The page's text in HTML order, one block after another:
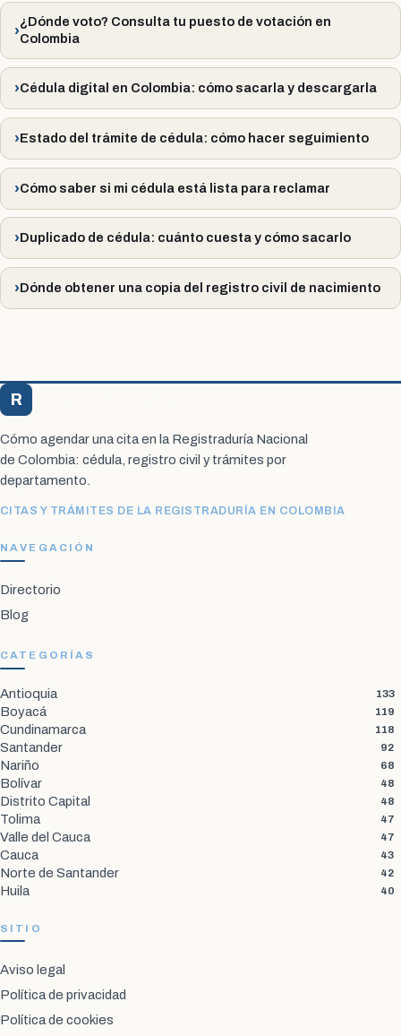
¿Dónde voto? Consulta tu puesto de votación en
Colombia
Cédula digital en Colombia: cómo sacarla y descargarla
Estado del trámite de cédula: cómo hacer seguimiento
Cómo saber si mi cédula está lista para reclamar
Duplicado de cédula: cuánto cuesta y cómo sacarlo
Dónde obtener una copia del registro civil de nacimiento
R
Cómo agendar una cita en la Registraduría Nacional
de Colombia: cédula, registro civil y trámites por
departamento.
CITAS Y TRÁMITES DE LA REGISTRADURÍA EN COLOMBIA
NAVEGACIÓN
Directorio
Blog
CATEGORÍAS
Antioquia 133
Boyacá 119
Cundinamarca 118
Santander 92
Nariño 68
Bolívar 48
Distrito Capital 48
Tolima 47
Valle del Cauca 47
Cauca 43
Norte de Santander 42
Huila 40
SITIO
Aviso legal
Política de privacidad
Política de cookies